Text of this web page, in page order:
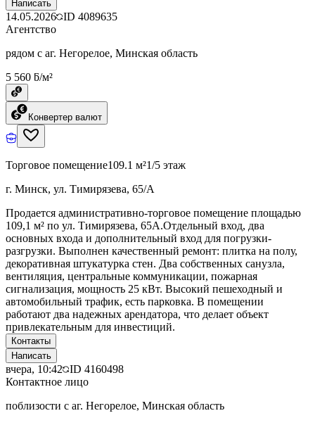
Написать
14.05.2026 ID 4089635
Агентство
рядом с аг. Негорелое, Минская область
5 560 ƃ/м²
Конвертер валют
Торговое помещение109.1 м²1/5 этаж
г. Минск, ул. Тимирязева, 65/А
Продается административно-торговое помещение площадью
109,1 м² по ул. Тимирязева, 65А.Отдельный вход, два
основных входа и дополнительный вход для погрузки-
разгрузки. Выполнен качественный ремонт: плитка на полу,
декоративная штукатурка стен. Два собственных санузла,
вентиляция, центральные коммуникации, пожарная
сигнализация, мощность 25 кВт. Высокий пешеходный и
автомобильный трафик, есть парковка. В помещении
работают два надежных арендатора, что делает объект
привлекательным для инвестиций.
Контакты
Написать
вчера, 10:42 ID 4160498
Контактное лицо
поблизости с аг. Негорелое, Минская область